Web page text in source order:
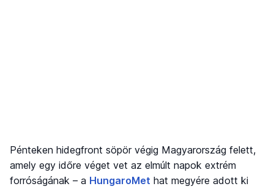
Pénteken hidegfront söpör végig Magyarország felett,
amely egy időre véget vet az elmúlt napok extrém
forróságának – a HungaroMet hat megyére adott ki